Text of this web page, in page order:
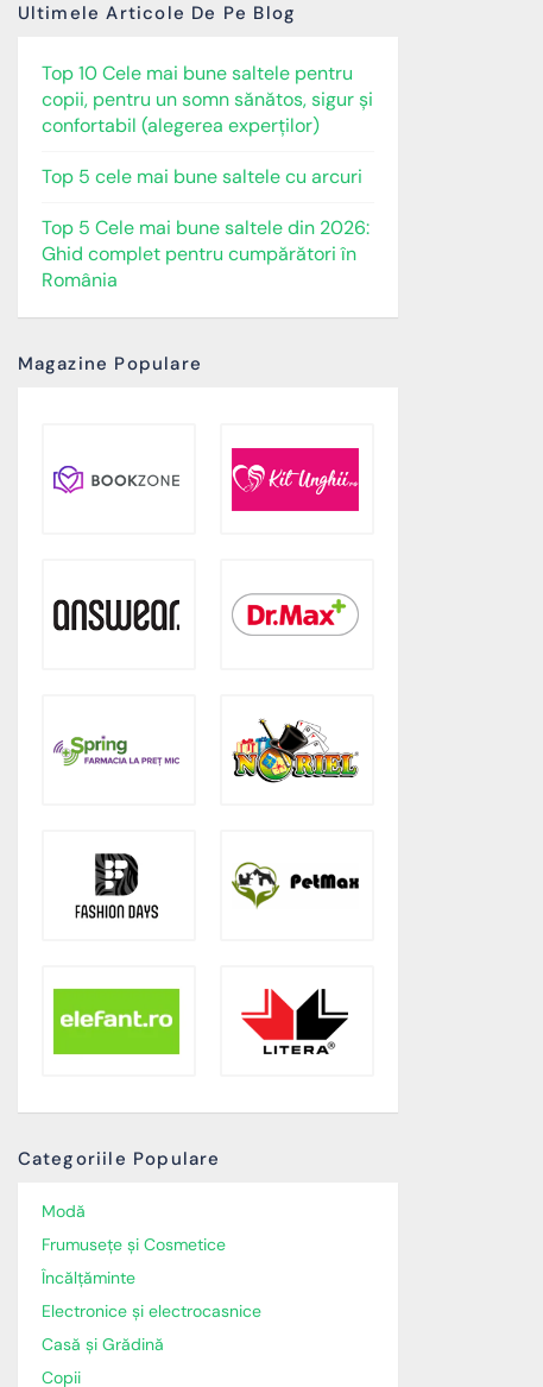
Ultimele Articole De Pe Blog
Top 10 Cele mai bune saltele pentru
copii, pentru un somn sănătos, sigur și
confortabil (alegerea experților)
Top 5 cele mai bune saltele cu arcuri
Top 5 Cele mai bune saltele din 2026:
Ghid complet pentru cumpărători în
România
Magazine Populare
Categoriile Populare
Modă
Frumusețe și Cosmetice
Încălţăminte
Electronice și electrocasnice
Casă și Grădină
Copii